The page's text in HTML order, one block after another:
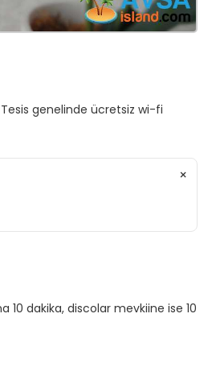
genelinde ücretsiz wi-fi
×
10 dakika, discolar mevkiine ise 10